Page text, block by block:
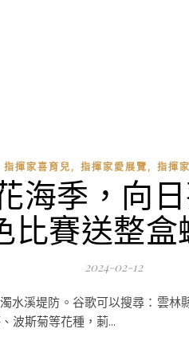
指揮家喜育兒, 指揮家愛展覽, 指揮
海季，向
賽送整盒
2024-02-12
水溪堤防。谷歌可以搜尋：雲
波斯菊等花種，莿...